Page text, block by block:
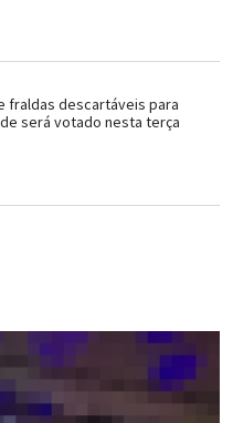
fraldas descartáveis para
será votado nesta terça